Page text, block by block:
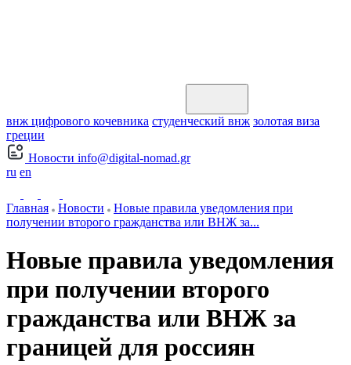
внж цифрового кочевника студенческий внж золотая виза
греции
Новости info@digital-nomad.gr
ru en
Главная Новости
Новые правила уведомления при
получении второго гражданства или ВНЖ за...
Новые правила уведомления
при получении второго
гражданства или ВНЖ за
границей для россиян